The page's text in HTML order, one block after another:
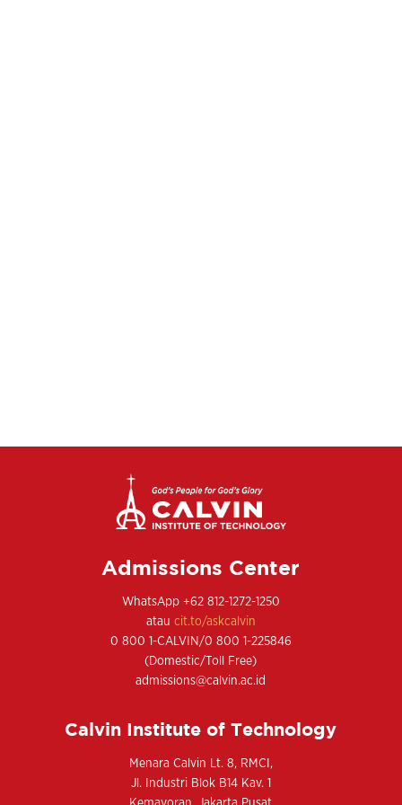
Admissions Center
WhatsApp +62 812-1272-1250
atau cit.to/askcalvin
0 800 1-CALVIN/0 800 1-225846
(Domestic/Toll Free)
admissions@calvin.ac.id
Calvin Institute of Technology
Menara Calvin Lt. 8, RMCI,
Jl. Industri Blok B14 Kav. 1